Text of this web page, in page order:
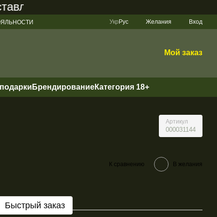
200 грн
Укр Рус Желания Вход
Мой заказ
БрендированиеКатегория 18+
Артикул
000031144
К сравнению В желания
Быстрый заказ